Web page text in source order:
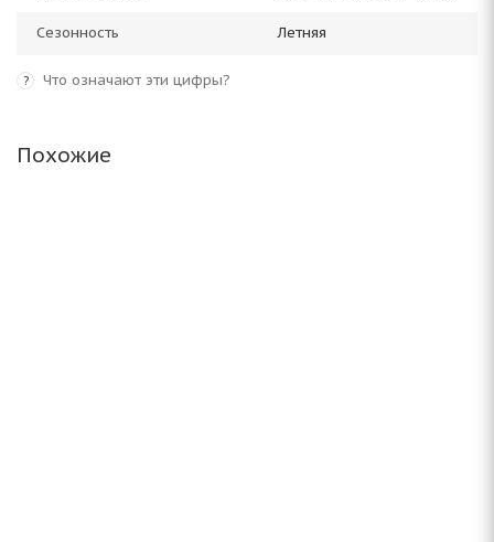
Сезонность Летняя
? Что означают эти цифры?
Похожие